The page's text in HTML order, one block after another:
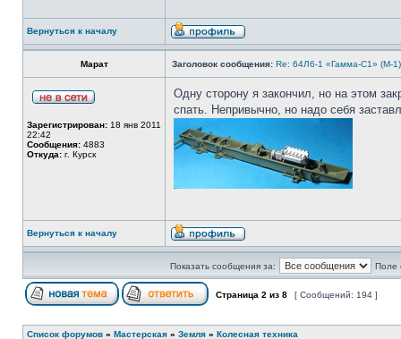
Вернуться к началу
Марат Заголовок сообщения: Re: 64Л6-1 «Гамма-С1» (М-
Зарегистрирован: 18 янв 2011
22:42
Сообщения: 4883
Откуда: г. Курск
Одну сторону я закончил, но на этом
спать. Непривычно, но надо себя
Вернуться к началу
Показать сообщения за: Поле
Страница 2 из 8 [ Сообщений: 194 ]
Список форумов » Мастерская » Земля » Колесная техника